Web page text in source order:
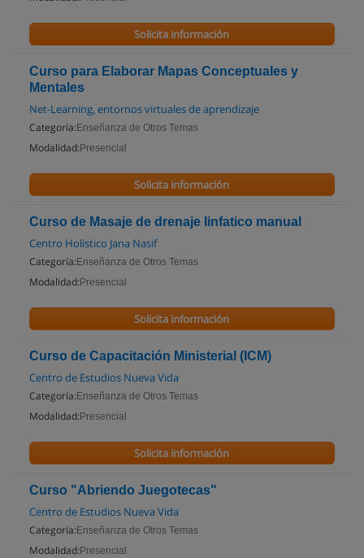
Solicita información
Curso para Elaborar Mapas Conceptuales y
Mentales
Net-Learning, entornos virtuales de aprendizaje
Categoría: Enseñanza de Otros Temas
Modalidad: Presencial
Solicita información
Curso de Masaje de drenaje linfatico manual
Centro Holistico Jana Nasif
Categoría: Enseñanza de Otros Temas
Modalidad: Presencial
Solicita información
Curso de Capacitación Ministerial (ICM)
Centro de Estudios Nueva Vida
Categoría: Enseñanza de Otros Temas
Modalidad: Presencial
Solicita información
Curso "Abriendo Juegotecas"
Centro de Estudios Nueva Vida
Categoría: Enseñanza de Otros Temas
Modalidad: Presencial